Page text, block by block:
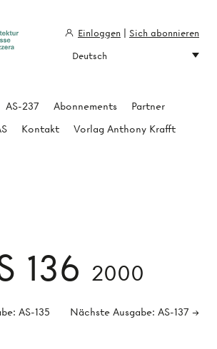
136 2000
AS-135 Nächste Ausgabe: AS-137 →
AS-237 Abonnements
Partner
Kontakt Vorlag Anthony Krafft
Einloggen
Sich abonnieren
Deutsch